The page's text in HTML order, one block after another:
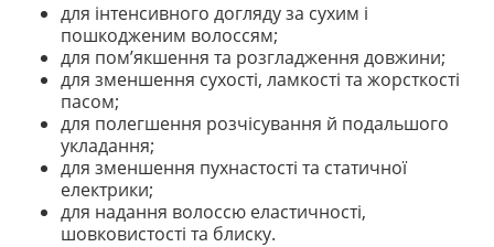
для інтенсивного догляду за сухим і
пошкодженим волоссям;
для пом’якшення та розгладження довжини;
для зменшення сухості, ламкості та жорсткості
пасом;
для полегшення розчісування й подальшого
укладання;
для зменшення пухнастості та статичної
електрики;
для надання волоссю еластичності,
шовковистості та блиску.